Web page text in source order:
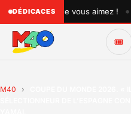
DÉDICACESque vous aimez ! •
🎟️
M40 ›